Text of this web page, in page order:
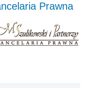
Prawna